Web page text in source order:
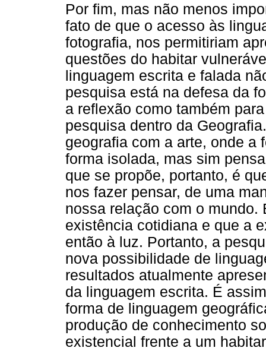
Por fim, mas não menos
fato de que o acesso às
fotografia, nos permitiriam
questões do habitar
linguagem escrita e falada
pesquisa está na defesa da
a reflexão como também
pesquisa dentro da
geografia com a arte, onde a
forma isolada, mas sim
que se propõe, portanto, é
nos fazer pensar, de uma
nossa relação com o
existência cotidiana e que a
então à luz. Portanto, a
nova possibilidade de
resultados atualmente
da linguagem escrita. É
forma de linguagem
produção de conhecimento
existencial frente a um